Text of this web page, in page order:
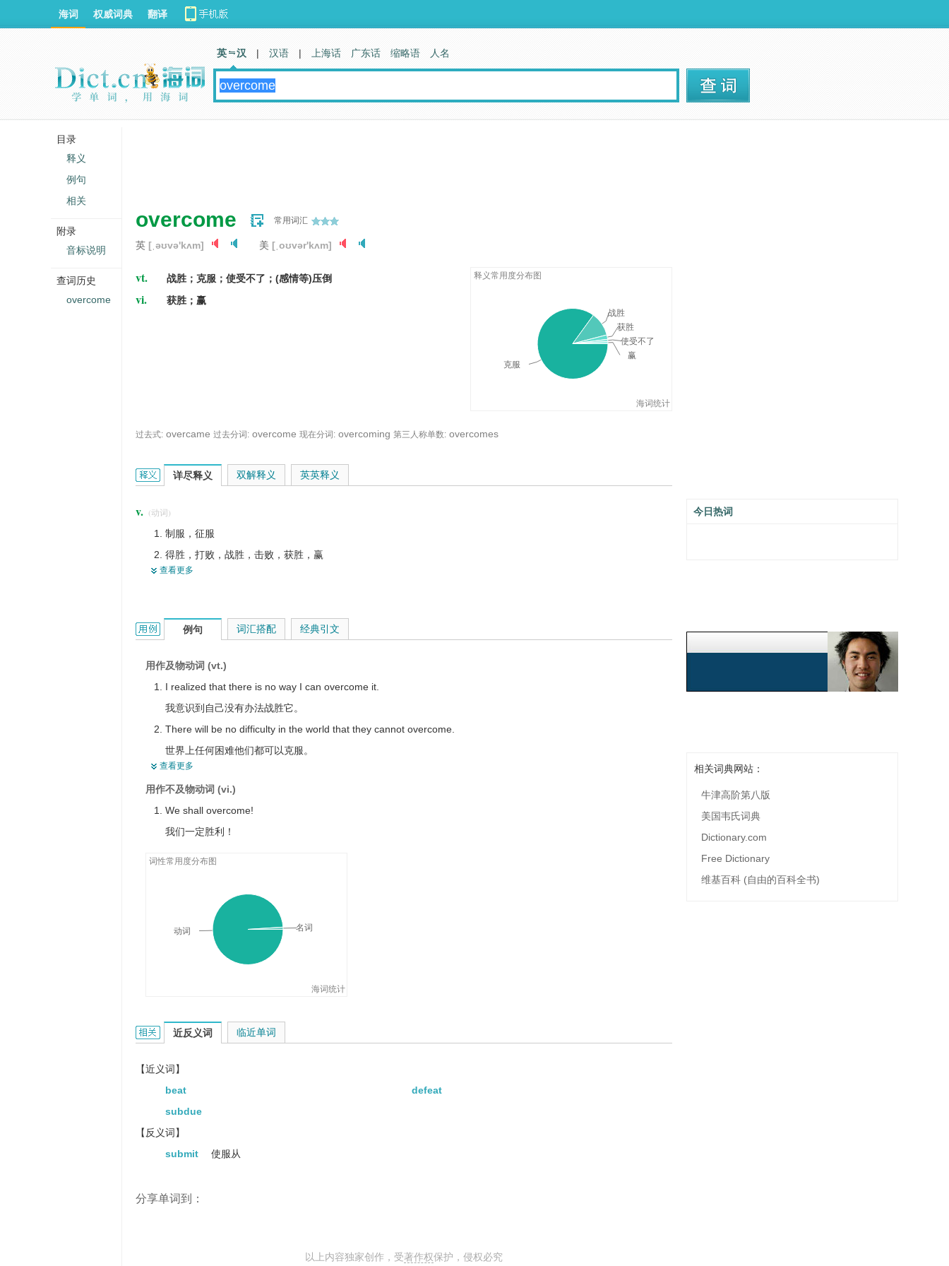
overcome 常用词汇
英 [ˌəʊvə'kʌm] 美 [ˌoʊvər'kʌm]
vt. 战胜；克服；使受不了；(感情等)压倒
vi. 获胜；赢
释义常用度分布图
海词统计
克服
战胜
获胜
使受不了
赢
过去式: overcame 过去分词: overcome 现在分词: overcoming 第三人称单数: overcomes
overcome的英文翻译是什么意思，词典释义与在线翻译：
详尽释义
v. (动词)
制服，征服
得胜，打败，战胜，击败，获胜，赢
克服（困难），解决
说服
支配
抑制住， 把...镇住
摆脱
纠正
支持不住，使受不了
（感情等）压倒
被熏倒
受到…的极大影响
越过
查看更多
双解释义 英英释义
overcome的用法和样例：
例句
用作及物动词 (vt.)
I realized that there is no way I can overcome it.
我意识到自己没有办法战胜它。
There will be no difficulty in the world that they cannot overcome.
世界上任何困难他们都可以克服。
We can and must overcome our shortcomings.
我们能够而且必须克服我们的缺点。
He was overcome by the gas fumes.
汽油味使他受不了。
I was overcome by a sense of failure.
查看更多
用作不及物动词 (vi.)
We shall overcome!
我们一定胜利！
词性常用度分布图
海词统计
动词 名词
词汇搭配 经典引文
overcome的相关资料：
近反义词
【近义词】
beat
defeat
subdue
【反义词】
submit
使服从
临近单词
分享单词到：
以上内容独家创作，受著作权保护，侵权必究
今日热词
相关词典网站：
牛津高阶第八版
美国韦氏词典
Dictionary.com
Free Dictionary
维基百科 (自由的百科全书)
海词 权威词典 翻译
英 汉 | 汉语 | 上海话 广东话 缩略语 人名
目录
释义
例句
相关
附录
音标说明
查词历史
overcome